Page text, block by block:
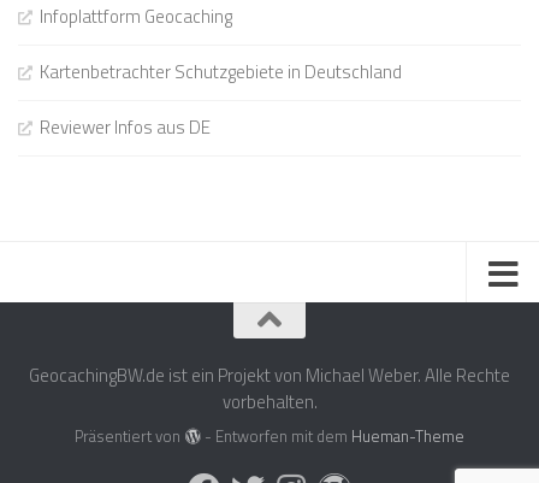
Infoplattform Geocaching
Kartenbetrachter Schutzgebiete in Deutschland
Reviewer Infos aus DE
GeocachingBW.de ist ein Projekt von Michael Weber. Alle Rechte
vorbehalten.
Präsentiert von - Entworfen mit dem Hueman-Theme